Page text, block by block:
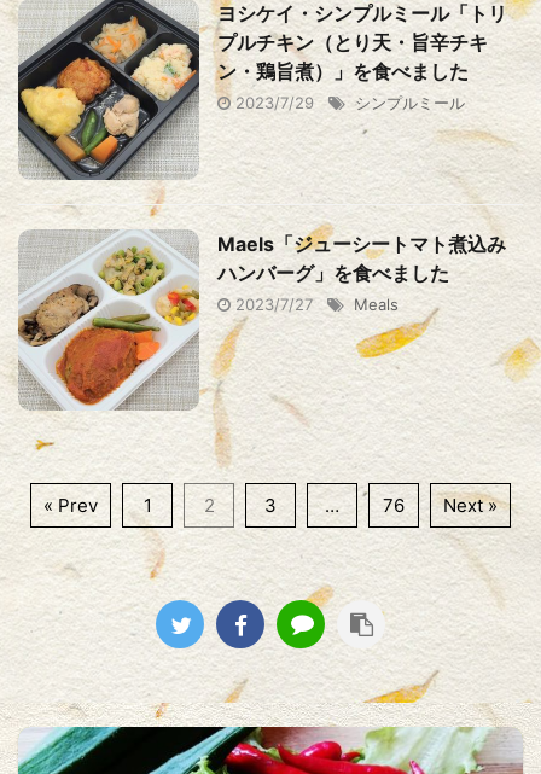
ヨシケイ・シンプルミール「トリ
プルチキン（とり天・旨辛チキ
ン・鶏旨煮）」を食べました
2023/7/29 シンプルミール
Maels「ジューシートマト煮込み
ハンバーグ」を食べました
2023/7/27 Meals
« Prev 1 2 3 … 76 Next »